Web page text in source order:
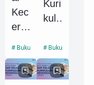
Kec
erd
n
Bua
Buku Edukasi
Kuri
kulu
Mer
dek
a
Buku Sekolah